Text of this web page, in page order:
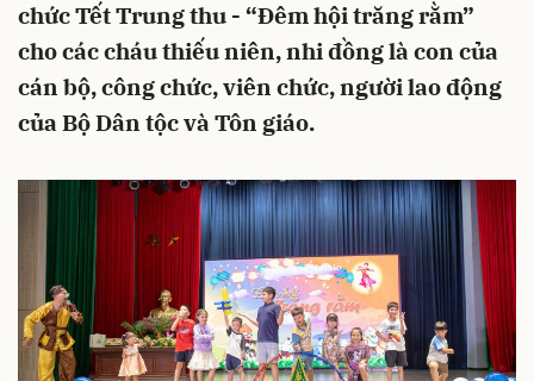
chức Tết Trung thu - “Đêm hội trăng rằm”
cho các cháu thiếu niên, nhi đồng là con của
cán bộ, công chức, viên chức, người lao động
của Bộ Dân tộc và Tôn giáo.